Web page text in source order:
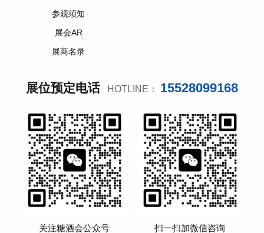
参观须知
展会AR
展商名录
展位预定电话 HOTLINE： 15528099168
关注糖酒会公众号 扫一扫加微信咨询